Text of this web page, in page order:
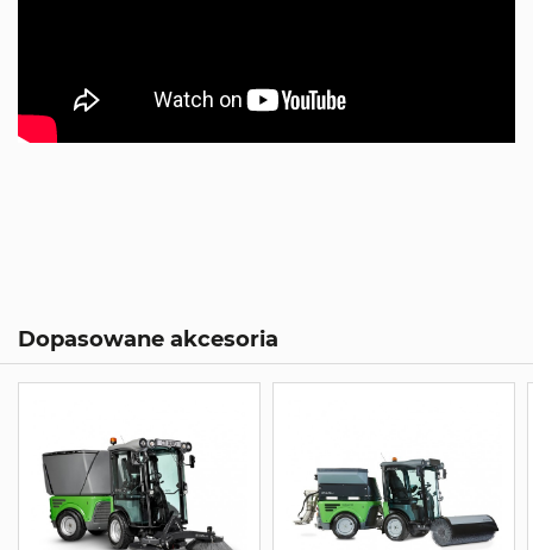
Dopasowane akcesoria